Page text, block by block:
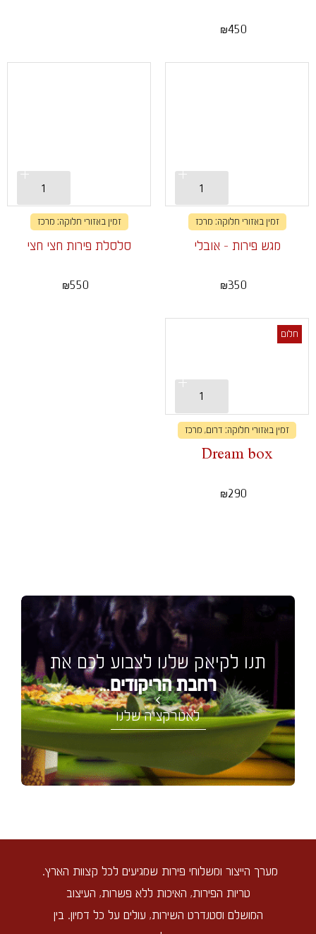
₪450
זמין באזורי חלוקה: מרכז
מגש פירות - אובלי
₪350
זמין באזורי חלוקה: מרכז
סלסלת פירות חצי חצי
₪550
חלום
זמין באזורי חלוקה: דרום, מרכז
Dream box
₪290
תנו לקיאק שלנו לצבוע לכם את
רחבת הריקודים...
לאטרקציה שלנו
מערך הייצור ומשלוחי פירות שמגיעים לכל קצוות הארץ.
טריות הפירות, האיכות ללא פשרות, העיצוב
המושלם וסטנדרט השירות, עולים על כל דמיון. בין